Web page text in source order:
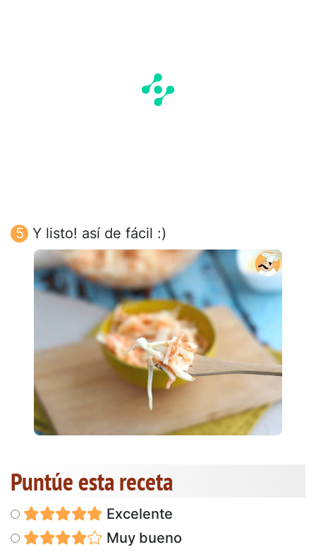
Y listo! así de fácil :)
Puntúe esta receta
Excelente
Muy bueno